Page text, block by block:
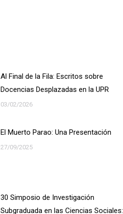
Al Final de la Fila: Escritos sobre
Docencias Desplazadas en la UPR
03/02/2026
El Muerto Parao: Una Presentación
27/09/2025
30 Simposio de Investigación
Subgraduada en las Ciencias Sociales: